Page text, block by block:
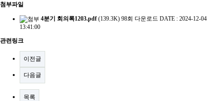
첨부파일
4분기 회의록1203.pdf(139.3K) 98회 다운로드 DATE : 2024-12-04
13:41:00
관련링크
이전글
다음글
목록